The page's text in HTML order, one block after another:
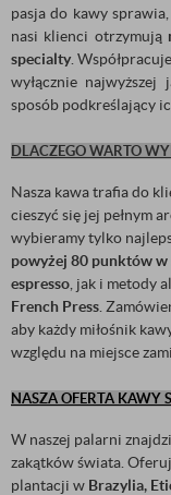
pasja do kawy
nasi klienci otrzymują
specialty .
wyłącznie
sposób podkreślający
DLACZEGO WARTO
Nasza kawa trafia do
cieszyć się jej pełnym
wybieramy tylko
powyżej 80 punktów w
espresso , jak i metody
French Press .
aby każdy miłośnik
względu na miejsce
NASZA OFERTA KAWY
W naszej palarni
zakątków świata.
plantacji w Brazylia,